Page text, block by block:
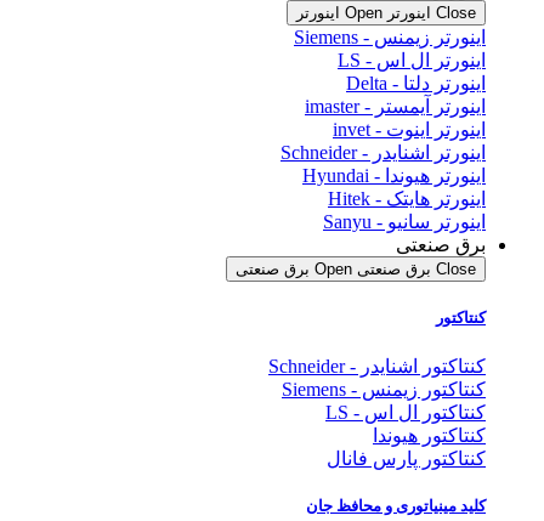
Close اینورتر Open اینورتر
اینورتر زیمنس - Siemens
اینورتر ال اس - LS
اینورتر دلتا - Delta
اینورتر آیمستر - imaster
اینورتر اینوت - invet
اینورتر اشنایدر - Schneider
اینورتر هیوندا - Hyundai
اینورتر هایتک - Hitek
اینورتر سانیو - Sanyu
برق صنعتی
Close برق صنعتی Open برق صنعتی
کنتاکتور
کنتاکتور اشنایدر - Schneider
کنتاکتور زیمنس - Siemens
کنتاکتور ال اس - LS
کنتاکتور هیوندا
کنتاکتور پارس فانال
کلید مینیاتوری و محافظ جان